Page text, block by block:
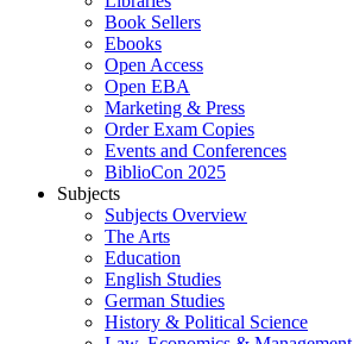
Book Sellers
Ebooks
Open Access
Open EBA
Marketing & Press
Order Exam Copies
Events and Conferences
BiblioCon 2025
Subjects
Subjects Overview
The Arts
Education
English Studies
German Studies
History & Political Science